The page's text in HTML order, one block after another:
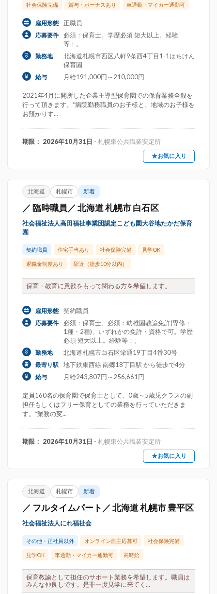
社会保険完備 賞与・ボーナスあり 車通勤・マイカー通勤可
雇用形態 正職員
応募要件
必須：保育士。学歴必須 短大以上。経験
等：。
勤務地
北海道札幌市西区八軒9条西4丁目1-1はちけん
保育園
給与 月給191,000円～210,000円
2021年4月に開所した企業主導型保育園での保育業務全般を
行って頂きます。*病院勤務職員のお子様と、地域のお子様を
お預かりす...
期限： 2026年10月31日 - 札幌東公共職業安定所
★お気に入り
北海道 札幌市 新着
／ 臨時職員／ 北海道 札幌市 白石区
社会福祉法人高田福祉事業団認定こども園大谷地たかだ保育
園
契約職員 住宅手当あり 社会保険完備 見学OK
退職金制度あり 駅近（徒歩10分以内）
保育・教育に意欲をもって関わる方を希望します。
雇用形態 契約職員
応募要件
必須：保育士、必須：幼稚園教諭免許(専修・
1種・2種)、いずれかの免許・資格で可。学歴
必須 短大以上。経験等：。
勤務地 北海道札幌市白石区栄通19丁目4番30号
最寄り駅 地下鉄東西線 南郷18丁目駅 から徒歩で4分
給与 月給243,807円～256,661円
定員160名の保育園で保育士として、0歳～5歳児クラスの副
担任もしくはフリー保育としての業務を行っていただきま
す。*業務の変...
期限： 2026年10月31日 - 札幌東公共職業安定所
★お気に入り
北海道 札幌市 新着
／ フルタイムパート／ 北海道 札幌市 豊平区
社会福祉法人にれ福祉会
その他・正社員以外 オンライン自主応募可 社会保険完備
見学OK 車通勤・マイカー通勤可 高時給
保育教諭として担任のサポート業務を希望します。職員は
みんな仲良しです。是非一度見学に来てく...